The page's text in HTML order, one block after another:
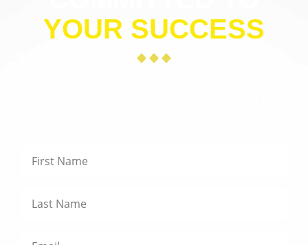
YOUR SUCCESS